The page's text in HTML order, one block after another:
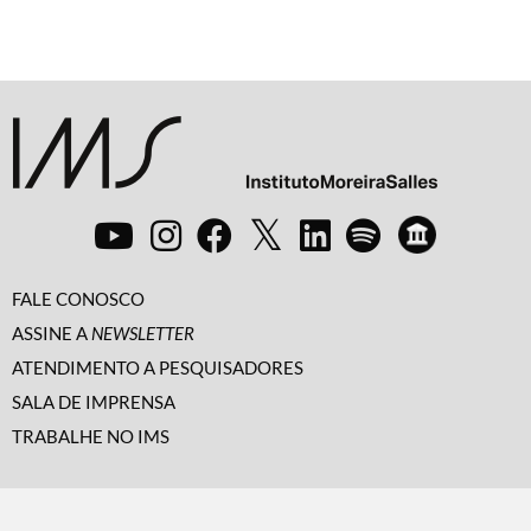
FALE CONOSCO
ASSINE A NEWSLETTER
ATENDIMENTO A PESQUISADORES
SALA DE IMPRENSA
TRABALHE NO IMS